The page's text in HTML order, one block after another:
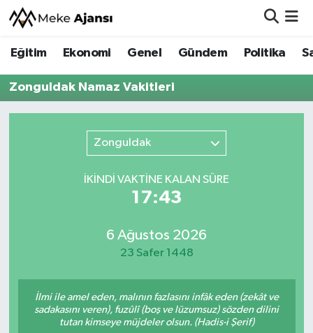
Eğitim Ekonomi Genel Gündem Politika
Zonguldak Namaz Vakitleri
Zonguldak
İKINDI VAKTİNE KALAN SÜRE
17:43
6 Ağustos 2026
23 Safer 1448
İlmi ile amel eden, malının fazlasını infâk eden (zekât ve
sadakasını veren), fuzûlî (boş ve lüzumsuz) sözden dilini
tutan kimseye müjdeler olsun. (Hadis-i Şerif)
Eğitim
Ekonomi
Gündem
Spor
Nöbetçi Eczaneler
Hava Durumu
Trafik Durumu
Süper Lig Puan Durumu ve Fikstür
Tüm Manşetler
Haber Arşivi